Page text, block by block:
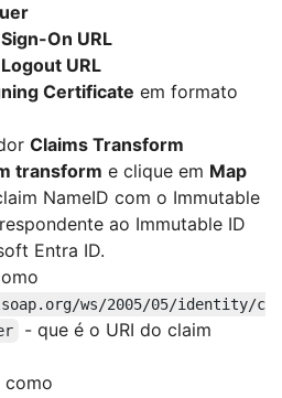
On URL
URL
Certificate em formato
Claims Transform
transform e clique em Map
NameID com o Immutable
ao Immutable ID
Entra ID.
ws/2005/05/identity/c
- que é o URI do claim
como